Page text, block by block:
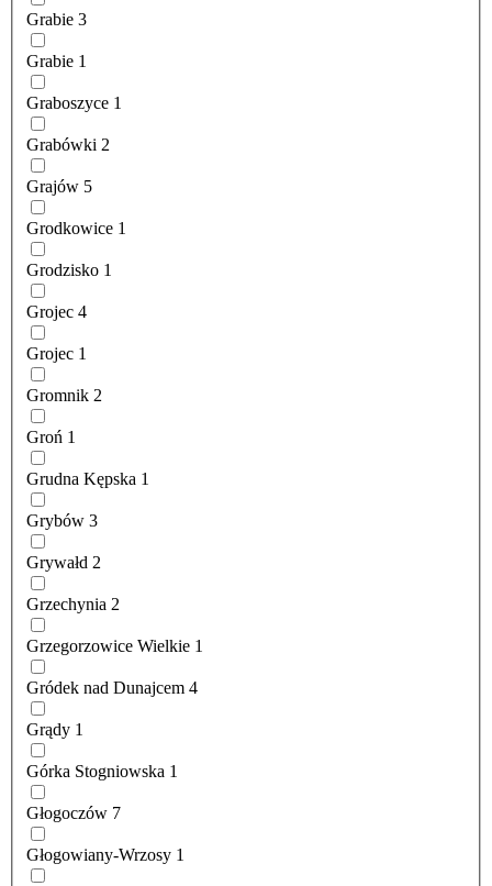
Grabie 3
Grabie 1
Graboszyce 1
Grabówki 2
Grajów 5
Grodkowice 1
Grodzisko 1
Grojec 4
Grojec 1
Gromnik 2
Groń 1
Grudna Kępska 1
Grybów 3
Grywałd 2
Grzechynia 2
Grzegorzowice Wielkie 1
Gródek nad Dunajcem 4
Grądy 1
Górka Stogniowska 1
Głogoczów 7
Głogowiany-Wrzosy 1